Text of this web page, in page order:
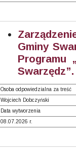
Gminy
Programu
Osoba odpowiedzialna za treść
Wojciech Dobczyński
Data wytworzenia
08.07.2026 r.